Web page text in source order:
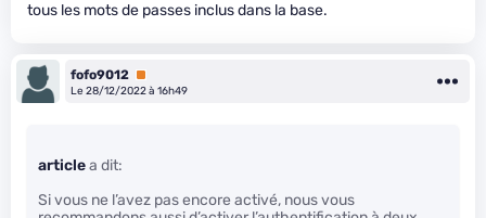
tous les mots de passes inclus dans la base.
fofo9012 Premium
Le 28/12/2022 à 16h49
articlea dit:
Si vous ne l’avez pas encore activé, nous vous